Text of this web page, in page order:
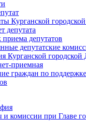
Курганской
депутата
приема депутатов
депутатские
Курганской
приемная
граждан по
и комиссии при Главе